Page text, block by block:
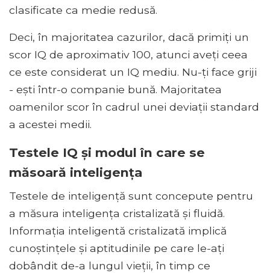
clasificate ca medie redusă.
Deci, în majoritatea cazurilor, dacă primiți un
scor IQ de aproximativ 100, atunci aveți ceea
ce este considerat un IQ mediu. Nu-ți face griji
- ești într-o companie bună. Majoritatea
oamenilor scor în cadrul unei deviații standard
a acestei medii.
Testele IQ și modul în care se
măsoară inteligența
Testele de inteligență sunt concepute pentru
a măsura inteligența cristalizată și fluidă.
Informația inteligentă cristalizată implică
cunoștințele și aptitudinile pe care le-ați
dobândit de-a lungul vieții, în timp ce